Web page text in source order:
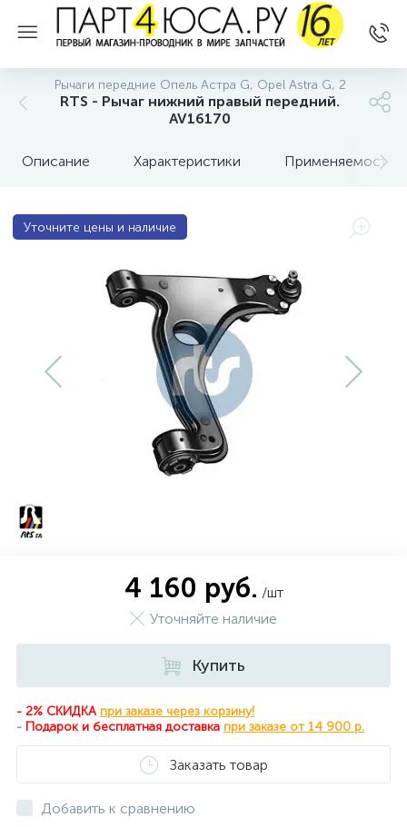
Рычаги передние Опель Астра G, Opel Astra G, 2
RTS - Рычаг нижний правый передний.
AV16170
Описание Характеристики Применяемость
Уточните цены и наличие
4 160 руб. /шт
Уточняйте наличие
Купить
- 2% СКИДКА при заказе через корзину!
- Подарок и бесплатная доставка при заказе от 14 900 р.
Заказать товар
Добавить к сравнению